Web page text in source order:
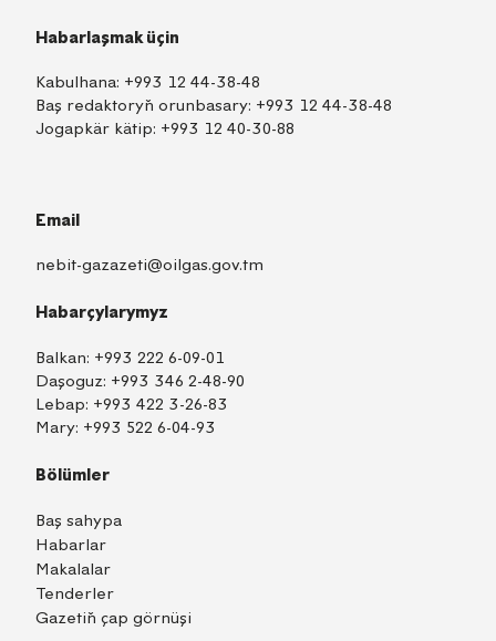
Habarlaşmak üçin
Kabulhana: +993 12 44-38-48
Baş redaktoryň orunbasary: +993 12 44-38-48
Jogapkär kätip: +993 12 40-30-88
Email
nebit-gazazeti@oilgas.gov.tm
Habarçylarymyz
Balkan: +993 222 6-09-01
Daşoguz: +993 346 2-48-90
Lebap: +993 422 3-26-83
Mary: +993 522 6-04-93
Bölümler
Baş sahypa
Habarlar
Makalalar
Tenderler
Gazetiň çap görnüşi